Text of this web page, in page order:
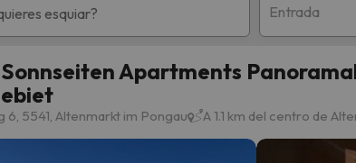
Entrada
Escapadas
Apartments
6, 5541, Altenmarkt im Pongau A 1.1 km del centro de